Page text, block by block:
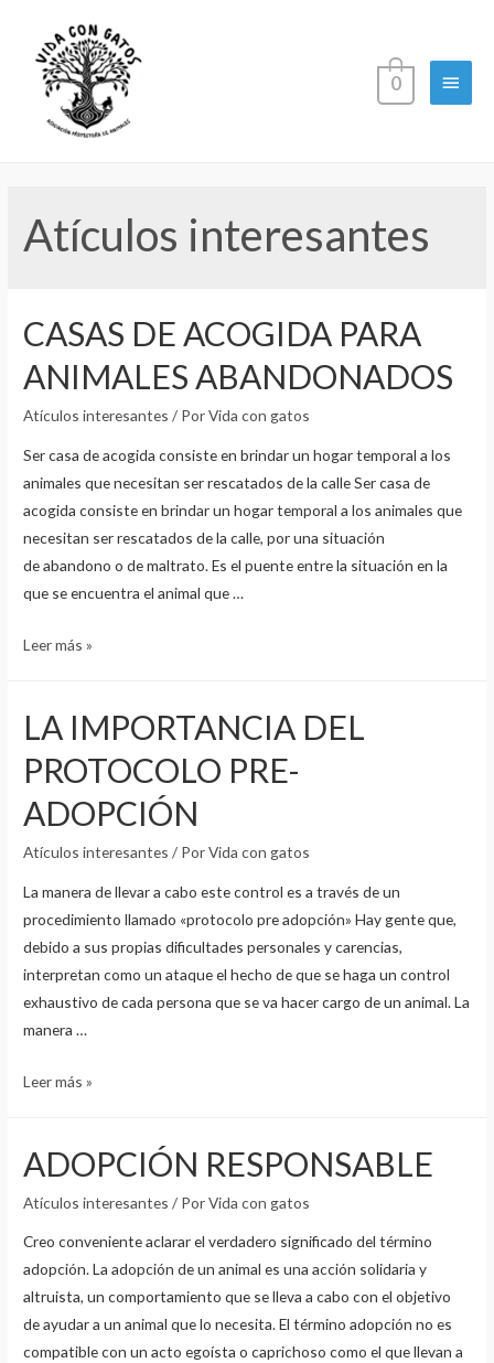
Menú
0
Atículos interesantes
CASAS DE ACOGIDA PARA
ANIMALES ABANDONADOS
Atículos interesantes / PorVida con gatos
Ser casa de acogida consiste en brindar un hogar temporal a los
animales que necesitan ser rescatados de la calle Ser casa de
acogida consiste en brindar un hogar temporal a los animales que
necesitan ser rescatados de la calle, por una situación
de abandono o de maltrato. Es el puente entre la situación en la
que se encuentra el animal que …
CASAS
PARA
ABANDONADOS
Leer más »
LA IMPORTANCIA DEL
PROTOCOLO PRE-
ADOPCIÓN
Atículos interesantes / PorVida con gatos
La manera de llevar a cabo este control es a través de un
procedimiento llamado «protocolo pre adopción» Hay gente que,
debido a sus propias dificultades personales y carencias,
interpretan como un ataque el hecho de que se haga un control
exhaustivo de cada persona que se va hacer cargo de un animal. La
manera …
LA
PROTOCOLO
Leer más »
ADOPCIÓN RESPONSABLE
Atículos interesantes / PorVida con gatos
Creo conveniente aclarar el verdadero significado del término
adopción. La adopción de un animal es una acción solidaria y
altruista, un comportamiento que se lleva a cabo con el objetivo
de ayudar a un animal que lo necesita. El término adopción no es
compatible con un acto egoísta o caprichoso como el que llevan a